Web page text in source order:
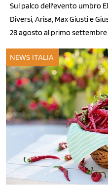
Sul palco dell'evento umbro
Diversi, Arisa, Max Giusti e
28 agosto al primo settembre
NEWS ITALIA